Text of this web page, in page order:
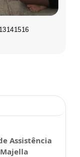
13141516
Assistência